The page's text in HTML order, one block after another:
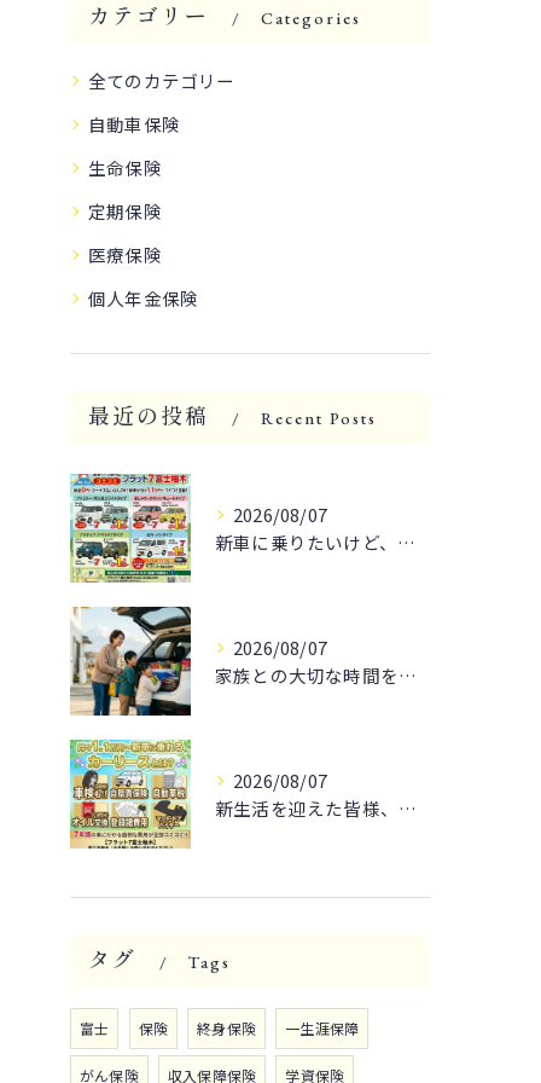
カテゴリー Categories
全てのカテゴリー
自動車保険
生命保険
定期保険
医療保険
個人年金保険
最近の投稿 Recent Posts
2026/08/07
新車に乗りたいけど、予算が気になる方へ朗報です！
2026/08/07
家族との大切な時間を🚗✨
2026/08/07
新生活を迎えた皆様、そろそろ通勤や休日のドライブをもっと楽し...
タグ Tags
富士 保険 終身保険 一生涯保障
がん保険 収入保障保険 学資保険